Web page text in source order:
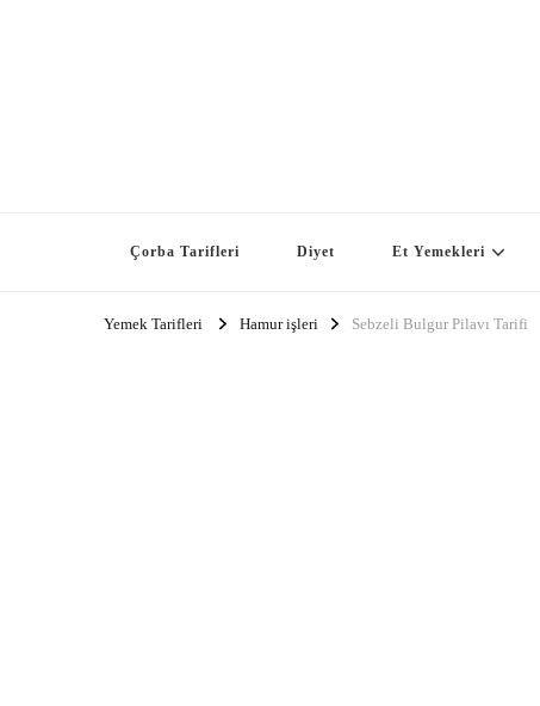
Çorba Tarifleri Diyet Et Yemekleri
Yemek Tarifleri Hamur işleri Sebzeli Bulgur Pilavı Tarifi